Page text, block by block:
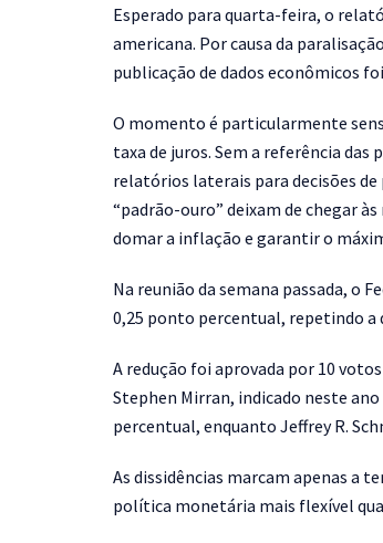
Esperado para quarta-feira, o
americana. Por causa da
publicação de dados econômicos
O momento é particularmente
taxa de juros. Sem a referência
relatórios laterais para decisões
“padrão-ouro” deixam de chegar
domar a inflação e garantir o
Na reunião da semana passada, o
0,25 ponto percentual, repetindo a
A redução foi aprovada por 10
Stephen Mirran, indicado neste
percentual, enquanto Jeffrey R.
As dissidências marcam apenas a
política monetária mais flexível